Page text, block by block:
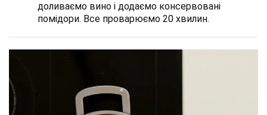
доливаємо вино і додаємо консервовані
помідори. Все проварюємо 20 хвилин.